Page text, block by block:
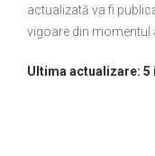
actualizată va fi
vigoare din momentul
Ultima actualizare: 5